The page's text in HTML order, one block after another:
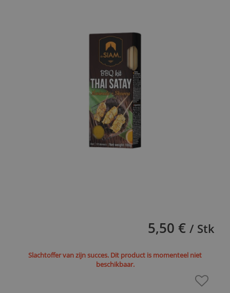
5,50 € / Stk
Slachtoffer van zijn succes. Dit product is momenteel niet
beschikbaar.